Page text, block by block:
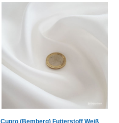
Cupro (Bemberg) Futterstoff Weiß